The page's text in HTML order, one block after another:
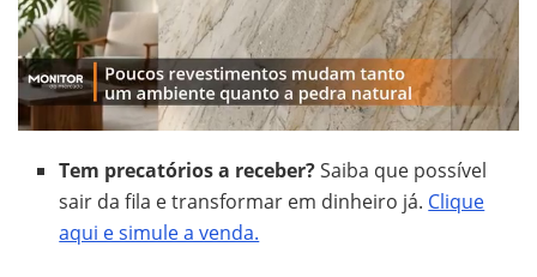
Tem precatórios a receber?Saiba que possível
sair da fila e transformar em dinheiro já. Clique
aqui e simule a venda.